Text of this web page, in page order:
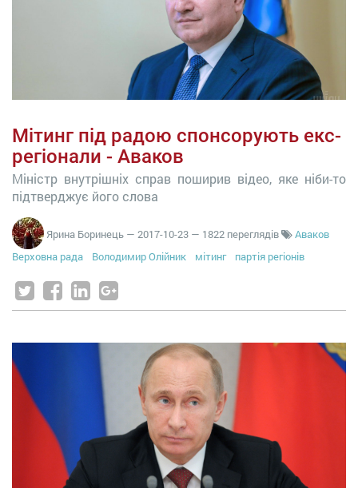
Мітинг під радою спонсорують екс-
регіонали - Аваков
Міністр внутрішніх справ поширив відео, яке ніби-то
підтверджує його слова
Ярина Боринець — 2017-10-23 — 1822 переглядів
Аваков
Верховна рада
Володимир Олійник мітинг партія регіонів